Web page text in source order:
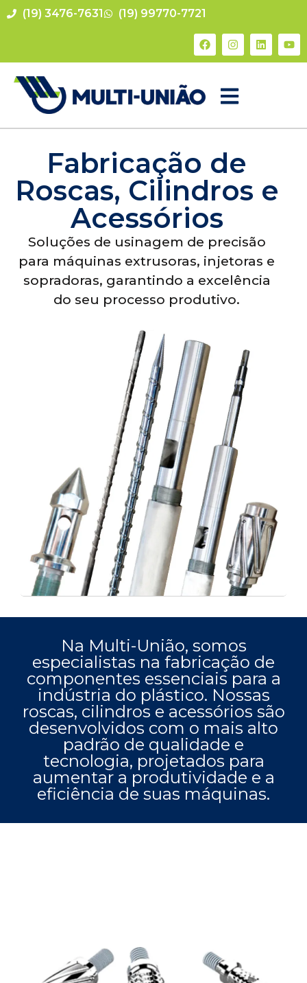
(19) 3476-7631 (19) 99770-7721
Fabricação de
Roscas, Cilindros e
Acessórios
Soluções de usinagem de precisão
para máquinas extrusoras, injetoras e
sopradoras, garantindo a excelência
do seu processo produtivo.
Na Multi-União, somos
especialistas na fabricação de
componentes essenciais para a
indústria do plástico. Nossas
roscas, cilindros e acessórios são
desenvolvidos com o mais alto
padrão de qualidade e
tecnologia, projetados para
aumentar a produtividade e a
eficiência de suas máquinas.